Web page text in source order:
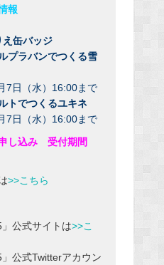
報
え缶バッジ
プラバンでつくる雪
7日（水）16:00まで
トでつくるユキネ
7日（水）16:00まで
し込み 受付期間
>>こちら
」公式サイトは>>こ
」公式Twitterアカウン